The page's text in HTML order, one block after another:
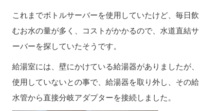
これまでボトルサーバーを使用していたけど、毎日飲
むお水の量が多く、コストがかかるので、水道直結サ
ーバーを探していたそうです。
給湯室には、壁にかけている給湯器がありましたが、
使用していないとの事で、給湯器を取り外し、その給
水管から直接分岐アダプターを接続しました。